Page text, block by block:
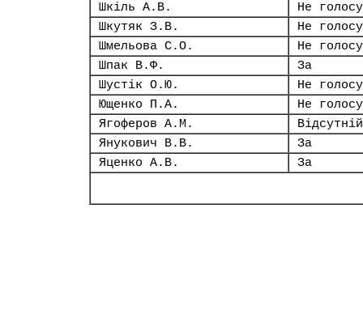
Шкіль А.В.
Не
Шкутяк З.В.
Не
Шмельова С.О.
Не
Шпак В.Ф.
За
Шустік О.Ю.
Не
Ющенко П.А.
Не
Ягоферов А.М.
Відсутній
Янукович В.В.
За
Яценко А.В.
За